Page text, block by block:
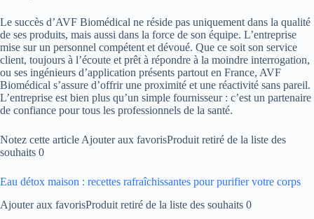
Le succès d’AVF Biomédical ne réside pas uniquement dans la qualité
de ses produits, mais aussi dans la force de son équipe. L’entreprise
mise sur un personnel compétent et dévoué. Que ce soit son service
client, toujours à l’écoute et prêt à répondre à la moindre interrogation,
ou ses ingénieurs d’application présents partout en France, AVF
Biomédical s’assure d’offrir une proximité et une réactivité sans pareil.
L’entreprise est bien plus qu’un simple fournisseur : c’est un partenaire
de confiance pour tous les professionnels de la santé.
Notez cette article Ajouter aux favorisProduit retiré de la liste des
souhaits 0
Eau détox maison : recettes rafraîchissantes pour purifier votre corps
Ajouter aux favorisProduit retiré de la liste des souhaits 0